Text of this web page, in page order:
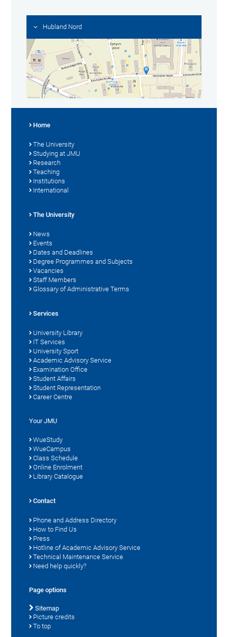
Hubland Nord
Home
The University
Studying at JMU
Research
Teaching
Institutions
International
The University
News
Events
Dates and Deadlines
Degree Programmes and Subjects
Vacancies
Staff Members
Glossary of Administrative Terms
Services
University Library
IT Services
University Sport
Academic Advisory Service
Examination Office
Student Affairs
Student Representation
Career Centre
Your JMU
WueStudy
WueCampus
Class Schedule
Online Enrolment
Library Catalogue
Contact
Phone and Address Directory
How to Find Us
Press
Hotline of Academic Advisory Service
Technical Maintenance Service
Need help quickly?
Page options
Sitemap
Picture credits
To top